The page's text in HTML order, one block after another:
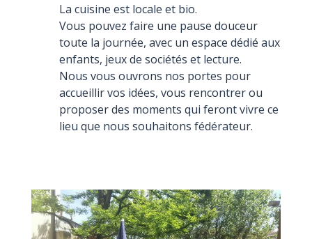
La cuisine est locale et bio.
Vous pouvez faire une pause douceur
toute la journée, avec un espace dédié aux
enfants, jeux de sociétés et lecture.
Nous vous ouvrons nos portes pour
accueillir vos idées, vous rencontrer ou
proposer des moments qui feront vivre ce
lieu que nous souhaitons fédérateur.